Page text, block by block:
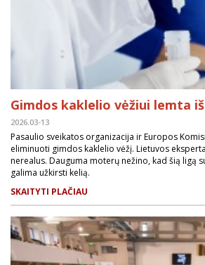
Gimdos kaklelio vėžiui lemta
2026.03-13
Pasaulio sveikatos organizacija ir Europos
eliminuoti gimdos kaklelio vėžį. Lietuvos
nerealus. Dauguma moterų nežino, kad šią ligą
galima užkirsti kelią.
SKAITYTI PLAČIAU